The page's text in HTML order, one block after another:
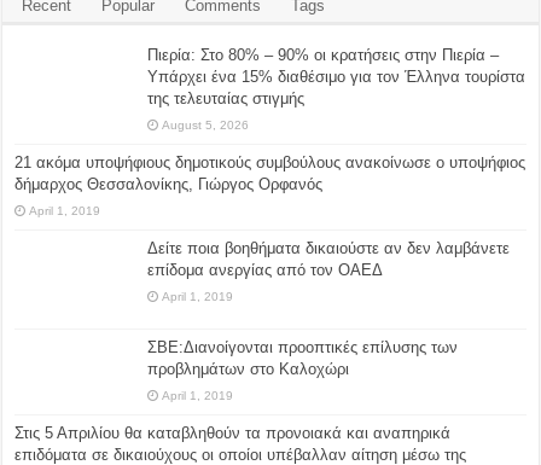
Recent Popular Comments Tags
Πιερία: Στο 80% – 90% οι κρατήσεις στην Πιερία –
Υπάρχει ένα 15% διαθέσιμο για τον Έλληνα τουρίστα
της τελευταίας στιγμής
August 5, 2026
21 ακόμα υποψήφιους δημοτικούς συμβούλους ανακοίνωσε ο υποψήφιος
δήμαρχος Θεσσαλονίκης, Γιώργος Ορφανός
April 1, 2019
Δείτε ποια βοηθήματα δικαιούστε αν δεν λαμβάνετε
επίδομα ανεργίας από τον ΟΑΕΔ
April 1, 2019
ΣΒΕ:Διανοίγονται προοπτικές επίλυσης των
προβλημάτων στο Καλοχώρι
April 1, 2019
Στις 5 Απριλίου θα καταβληθούν τα προνοιακά και αναπηρικά
επιδόματα σε δικαιούχους οι οποίοι υπέβαλλαν αίτηση μέσω της